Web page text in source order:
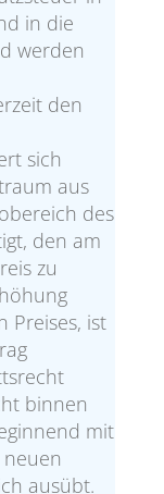
in die
werden
den
sich
aus
des
den am
zu
Preises, ist
binnen
mit
ausübt.